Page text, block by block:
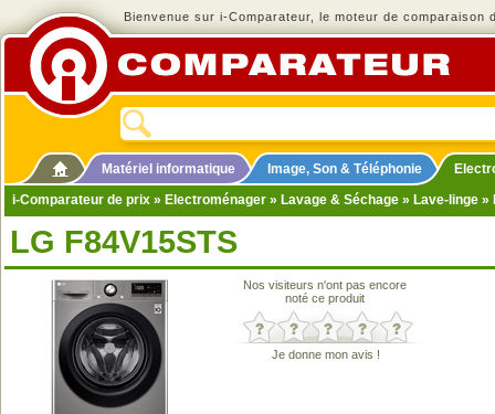
Bienvenue sur i-Comparateur, le moteur de comparaison
Matériel informatique Image, Son & Téléphonie
i-Comparateur de prix » Electroménager » Lavage & Séchage » Lave-linge »
LG F84V15STS
Nos visiteurs n'ont pas encore
noté ce produit
Je donne mon avis !